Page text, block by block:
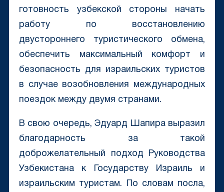
готовность узбекской стороны начать
работу по восстановлению
двустороннего туристического обмена,
обеспечить максимальный комфорт и
безопасность для израильских туристов
в случае возобновления международных
поездок между двумя странами.
В свою очередь, Эдуард Шапира выразил
благодарность за такой
доброжелательный подход Руководства
Узбекистана к Государству Израиль и
израильским туристам. По словам посла,